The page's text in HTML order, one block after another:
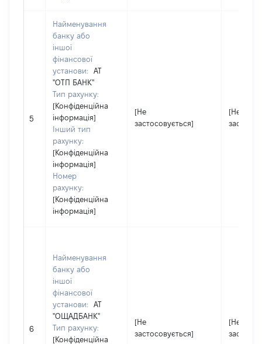
5
Найменування
банку або
іншої
фінансової
установи:
АТ
"ОТП БАНК"
Тип рахунку:
[Конфіденційна
інформація]
Інший тип
рахунку:
[Конфіденційна
інформація]
Номер
рахунку:
[Конфіденційна
інформація]
[Не
застосовується]
[Не
6
Найменування
банку або
іншої
фінансової
установи:
АТ
"ОЩАДБАНК"
Тип рахунку:
[Конфіденційна
[Не
застосовується]
[Не